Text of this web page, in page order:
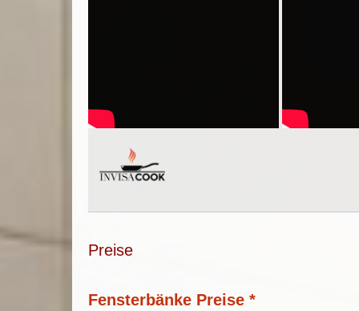
Preise
Fensterbänke Preise *